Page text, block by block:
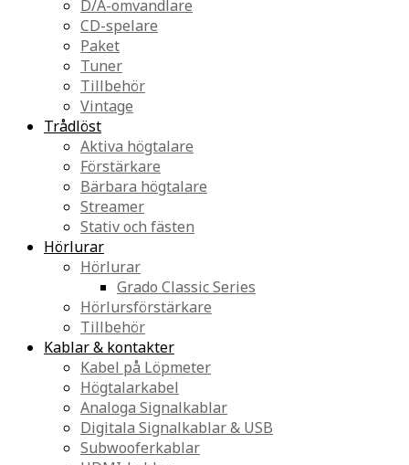
D/A-omvandlare
CD-spelare
Paket
Tuner
Tillbehör
Vintage
Trådlöst
Aktiva högtalare
Förstärkare
Bärbara högtalare
Streamer
Stativ och fästen
Hörlurar
Hörlurar
Grado Classic Series
Hörlursförstärkare
Tillbehör
Kablar & kontakter
Kabel på Löpmeter
Högtalarkabel
Analoga Signalkablar
Digitala Signalkablar & USB
Subwooferkablar